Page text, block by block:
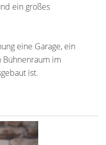
ein großes
eine Garage, ein
im
ist.